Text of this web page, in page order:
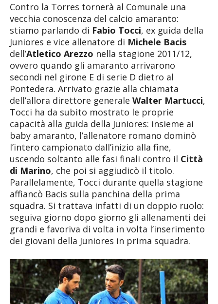
Contro la Torres tornerà al Comunale una
vecchia conoscenza del calcio amaranto:
stiamo parlando di Fabio Tocci, ex guida della
Juniores e vice allenatore di Michele Bacis
dell’Atletico Arezzo nella stagione 2011/12,
ovvero quando gli amaranto arrivarono
secondi nel girone E di serie D dietro al
Pontedera. Arrivato grazie alla chiamata
dell’allora direttore generale Walter Martucci,
Tocci ha da subito mostrato le proprie
capacità alla guida della Juniores: insieme ai
baby amaranto, l’allenatore romano dominò
l’intero campionato dall’inizio alla fine,
uscendo soltanto alle fasi finali contro il Città
di Marino, che poi si aggiudicò il titolo.
Parallelamente, Tocci durante quella stagione
affiancò Bacis sulla panchina della prima
squadra. Si trattava infatti di un doppio ruolo:
seguiva giorno dopo giorno gli allenamenti dei
grandi e favoriva di volta in volta l’inserimento
dei giovani della Juniores in prima squadra.